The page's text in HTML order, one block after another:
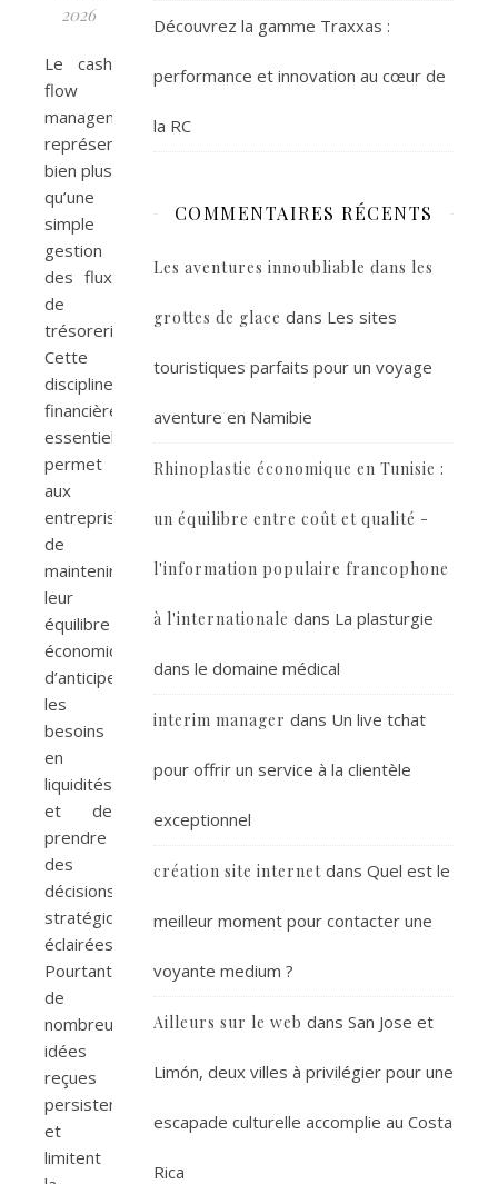
2026
Le cash
flow
management
représente
bien plus
qu’une
simple
gestion
des flux
de
trésorerie.
Cette
discipline
financière
essentielle
permet
aux
entreprises
de
maintenir
leur
équilibre
économique,
d’anticiper
les
besoins
en
liquidités
et de
prendre
des
décisions
stratégiques
éclairées.
Pourtant,
de
nombreuses
idées
reçues
persistent
et
limitent
Découvrez la gamme Traxxas :
performance et innovation au cœur de
la RC
COMMENTAIRES RÉCENTS
Les aventures innoubliable dans les
grottes de glace dans Les sites
touristiques parfaits pour un voyage
aventure en Namibie
Rhinoplastie économique en Tunisie :
un équilibre entre coût et qualité -
l'information populaire francophone
à l'internationale dans La plasturgie
dans le domaine médical
interim manager dans Un live tchat
pour offrir un service à la clientèle
exceptionnel
création site internet dans Quel est le
meilleur moment pour contacter une
voyante medium ?
Ailleurs sur le web dans San Jose et
Limón, deux villes à privilégier pour une
escapade culturelle accomplie au Costa
Rica